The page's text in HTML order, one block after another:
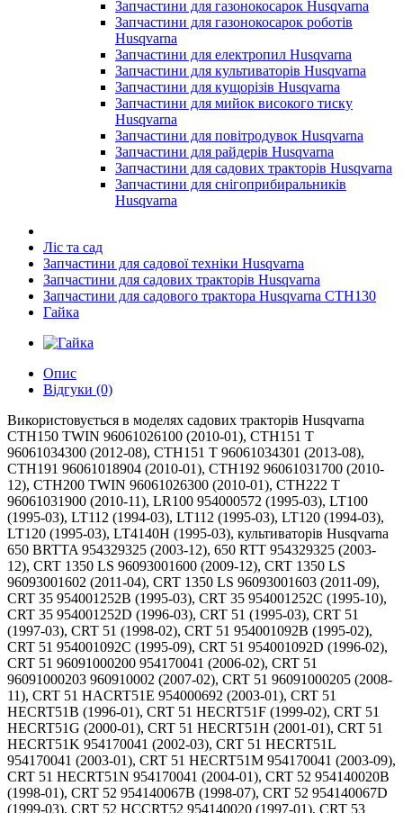
Запчастини для газонокосарок Husqvarna
Запчастини для газонокосарок роботів
Husqvarna
Запчастини для електропил Husqvarna
Запчастини для культиваторів Husqvarna
Запчастини для кущорізів Husqvarna
Запчастини для мийок високого тиску
Husqvarna
Запчастини для повітродувок Husqvarna
Запчастини для райдерів Husqvarna
Запчастини для садових тракторів Husqvarna
Запчастини для снігоприбиральників
Husqvarna
Ліс та сад
Запчастини для садової техніки Husqvarna
Запчастини для садових тракторів Husqvarna
Запчастини для садового трактора Husqvarna CTH130
Гайка
Опис
Відгуки (0)
Використовується в моделях садових тракторів Husqvarna
CTH150 TWIN 96061026100 (2010-01), CTH151 T
96061034300 (2012-08), CTH151 T 96061034301 (2013-08),
CTH191 96061018904 (2010-01), CTH192 96061031700 (2010-
12), CTH200 TWIN 96061026300 (2010-01), CTH222 T
96061031900 (2010-11), LR100 954000572 (1995-03), LT100
(1995-03), LT112 (1994-03), LT112 (1995-03), LT120 (1994-03),
LT120 (1995-03), LT4140H (1995-03), культиваторів Husqvarna
650 BRTTA 954329325 (2003-12), 650 RTT 954329325 (2003-
12), CRT 1350 LS 96093001600 (2009-12), CRT 1350 LS
96093001602 (2011-04), CRT 1350 LS 96093001603 (2011-09),
CRT 35 954001252B (1995-03), CRT 35 954001252C (1995-10),
CRT 35 954001252D (1996-03), CRT 51 (1995-03), CRT 51
(1997-03), CRT 51 (1998-02), CRT 51 954001092B (1995-02),
CRT 51 954001092C (1995-09), CRT 51 954001092D (1996-02),
CRT 51 96091000200 954170041 (2006-02), CRT 51
96091000203 960910002 (2007-02), CRT 51 96091000205 (2008-
11), CRT 51 HACRT51E 954000692 (2003-01), CRT 51
HECRT51B (1996-01), CRT 51 HECRT51F (1999-02), CRT 51
HECRT51G (2000-01), CRT 51 HECRT51H (2001-01), CRT 51
HECRT51K 954170041 (2002-03), CRT 51 HECRT51L
954170041 (2003-01), CRT 51 HECRT51M 954170041 (2003-09),
CRT 51 HECRT51N 954170041 (2004-01), CRT 52 954140020B
(1998-01), CRT 52 954140067B (1998-07), CRT 52 954140067D
(1999-03), CRT 52 HCCRT52 954140020 (1997-01), CRT 53